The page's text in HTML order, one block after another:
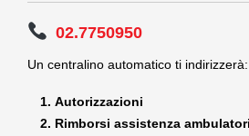
02.7750950
Un centralino automatico ti indirizzerà:
Autorizzazioni
Rimborsi assistenza